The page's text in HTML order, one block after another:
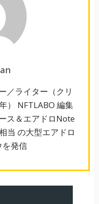
／ライター（クリ
） NFTLABO 編集
ス＆エアドロNote
当 の大型エアドロ
を発信